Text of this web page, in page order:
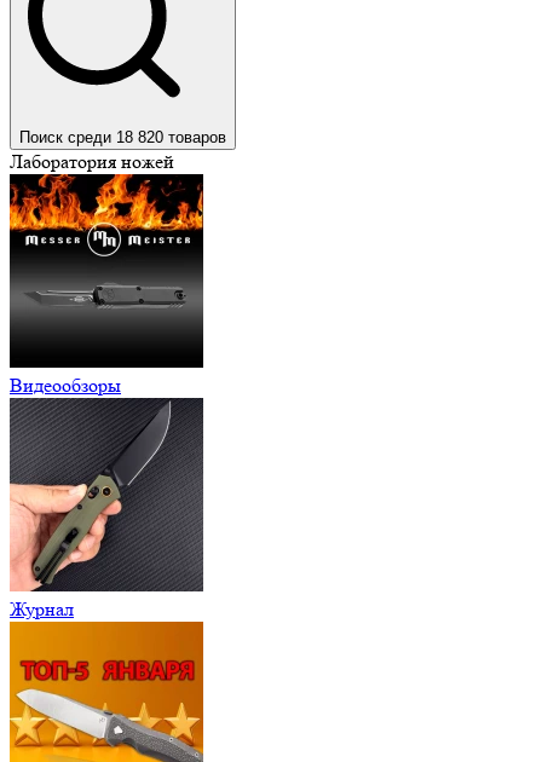
Поиск среди 18 820 товаров
Лаборатория ножей
Видеообзоры
Журнал